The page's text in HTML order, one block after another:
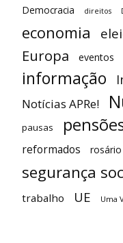
Democracia direitos
economia
Europa eventos
informação
Notícias APRe!
pausas
reformados
segurança
trabalho UE Uma